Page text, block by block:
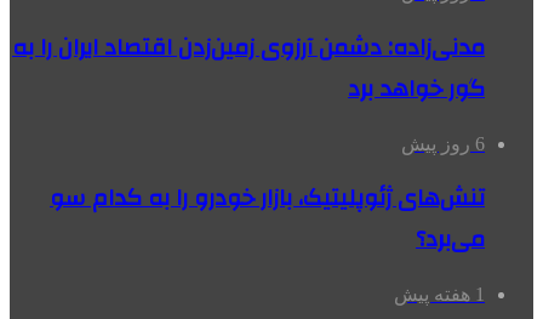
مدنی‌زاده: دشمن آرزوی زمین‌زدن اقتصاد ایران را به
گور خواهد برد
6 روز پیش
تنش‌های ژئوپلیتیک، بازار خودرو را به کدام سو
می‌برد؟
1 هفته پیش